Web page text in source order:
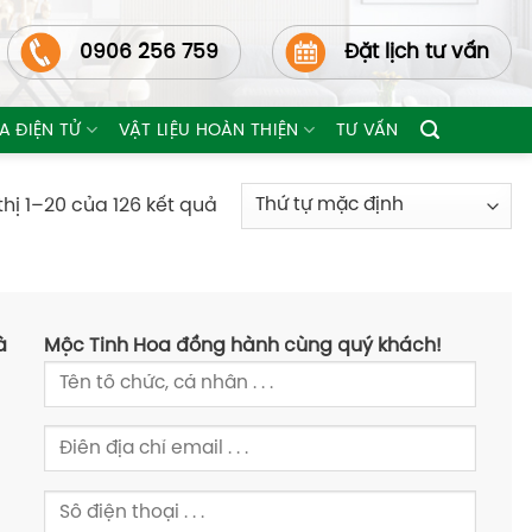
0906 256 759 Đặt lịch tư vấn
ĐIỆN TỬ VẬT LIỆU HOÀN THIỆN TƯ VẤN
1–20 của 126 kết quả
Mộc Tinh Hoa đồng hành cùng quý khách!